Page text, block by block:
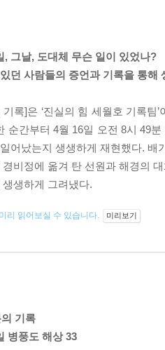
, 그날, 도대체 무슨 일이 있었나?
던 사람들의 증언과 기록을 통해
록]은 ‘진실의 힘 세월호 기록
순간부터 4월 16일 오전 8시 49
어났는지 생생하게 재현했다.
경비정에 옮겨 탄 선원과 해경의
생하게 그려냈다.
리 읽어보실 수 있습니다. 미리보기
기록
병풍도 해상 33